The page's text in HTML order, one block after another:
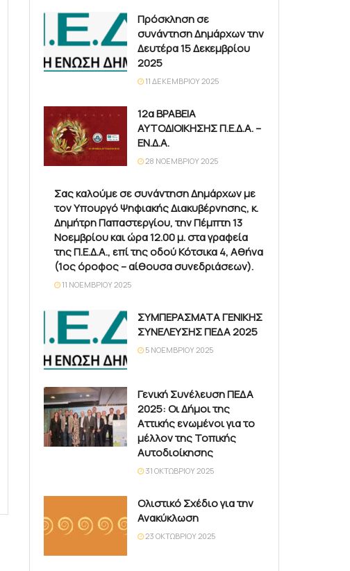
Πρόσκληση σε
συνάντηση Δημάρχων την
Δευτέρα 15 Δεκεμβρίου
2025
11 ΔΕΚΕΜΒΡΊΟΥ 2025
12α ΒΡΑΒΕΙΑ
ΑΥΤΟΔΙΟΙΚΗΣΗΣ Π.Ε.Δ.Α. –
ΕΝ.Δ.Α.
28 ΝΟΕΜΒΡΊΟΥ 2025
Σας καλούμε σε συνάντηση Δημάρχων με
τον Υπουργό Ψηφιακής Διακυβέρνησης, κ.
Δημήτρη Παπαστεργίου, την Πέμπτη 13
Νοεμβρίου και ώρα 12.00 μ. στα γραφεία
της Π.Ε.Δ.Α., επί της οδού Κότσικα 4, Αθήνα
(1ος όροφος – αίθουσα συνεδριάσεων).
11 ΝΟΕΜΒΡΊΟΥ 2025
ΣΥΜΠΕΡΑΣΜΑΤΑ ΓΕΝΙΚΗΣ
ΣΥΝΕΛΕΥΣΗΣ ΠΕΔΑ 2025
5 ΝΟΕΜΒΡΊΟΥ 2025
Γενική Συνέλευση ΠΕΔΑ
2025: Οι Δήμοι της
Αττικής ενωμένοι για το
μέλλον της Τοπικής
Αυτοδιοίκησης
31 ΟΚΤΩΒΡΊΟΥ 2025
Ολιστικό Σχέδιο για την
Ανακύκλωση
23 ΟΚΤΩΒΡΊΟΥ 2025